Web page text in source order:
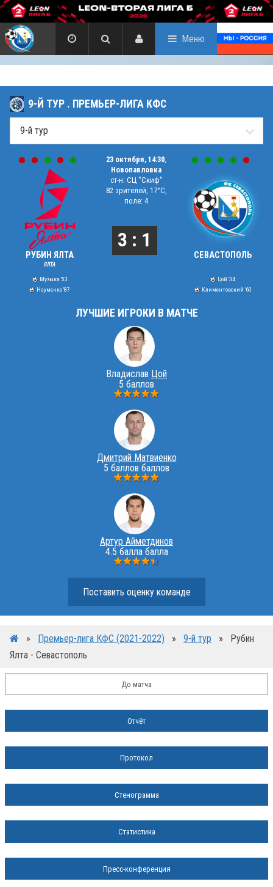
Меню
9-Й ТУР . ПРЕМЬЕР-ЛИГА КФС
РУБИН ЯЛТА
ЯЛТА
Музыка '53
Науменко '87
23 октября, 14:30
Новопавловка
ст-н: СЦ "Скиф"
82 зрителей, 17°C,
поле: 4
3 : 1
СЕВАСТОПОЛЬ
Цой '34
Климентовский '60
ЛУЧШИЕ ИГРОКИ В МАТЧЕ
Владислав Цой
5 баллов
Дмитрий Матвиенко
5 баллов баллов
Артур Айметдинов
4.5 балла балла
Поставить оценку команде
» Премьер-лига КФС (2021-2022) » 9-й тур »
Рубин
Ялта - Севастополь
До матча
Отчёт
Протокол
Стенограмма
Статистика
Пресс-конференция